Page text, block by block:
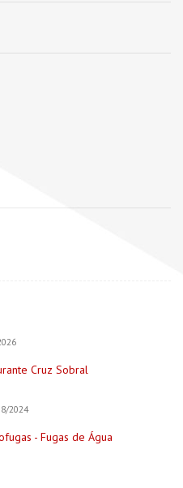
Cruz Sobral
2024
- Fugas de Água